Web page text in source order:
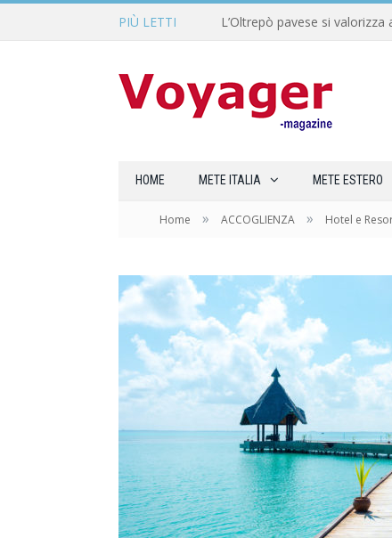
PIÙ LETTI L’Oltrepò pavese si
HOME METE ITALIA METE ESTERO
Home » ACCOGLIENZA » Hotel e